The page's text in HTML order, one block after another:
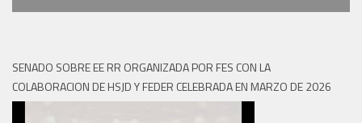
SENADO SOBRE EE RR ORGANIZADA POR FES CON LA
COLABORACION DE HSJD Y FEDER CELEBRADA EN MARZO DE 2026